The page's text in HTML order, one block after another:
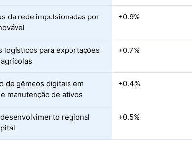
da rede impulsionadas por
+0.9%
logísticos para exportações
+0.7%
de gêmeos digitais em
manutenção de ativos
+0.4%
regional
+0.5%